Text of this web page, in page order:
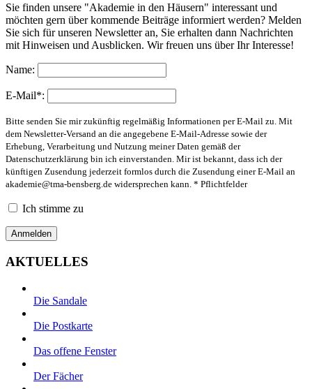
Sie finden unsere "Akademie in den Häusern" interessant und
möchten gern über kommende Beiträge informiert werden? Melden
Sie sich für unseren Newsletter an, Sie erhalten dann Nachrichten
mit Hinweisen und Ausblicken. Wir freuen uns über Ihr Interesse!
Name:
E-Mail*:
Bitte senden Sie mir zukünftig regelmäßig Informationen per E-Mail zu. Mit
dem Newsletter-Versand an die angegebene E-Mail-Adresse sowie der
Erhebung, Verarbeitung und Nutzung meiner Daten gemäß der
Datenschutzerklärung bin ich einverstanden. Mir ist bekannt, dass ich der
künftigen Zusendung jederzeit formlos durch die Zusendung einer E-Mail an
akademie@tma-bensberg.de widersprechen kann. * Pflichtfelder
Ich stimme zu
AKTUELLES
Die Sandale
Die Postkarte
Das offene Fenster
Der Fächer